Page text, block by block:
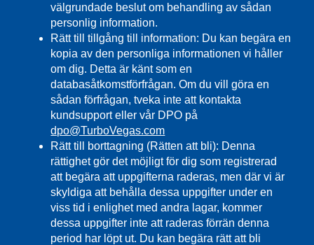
välgrundade beslut om behandling av sådan
personlig information.
Rätt till tillgång till information: Du kan begära en
kopia av den personliga informationen vi håller
om dig. Detta är känt som en
databasåtkomstförfrågan. Om du vill göra en
sådan förfrågan, tveka inte att kontakta
kundsupport eller vår DPO på
dpo@TurboVegas.com
Rätt till borttagning (Rätten att bli): Denna
rättighet gör det möjligt för dig som registrerad
att begära att uppgifterna raderas, men där vi är
skyldiga att behålla dessa uppgifter under en
viss tid i enlighet med andra lagar, kommer
dessa uppgifter inte att raderas förrän denna
period har löpt ut. Du kan begära rätt att bli